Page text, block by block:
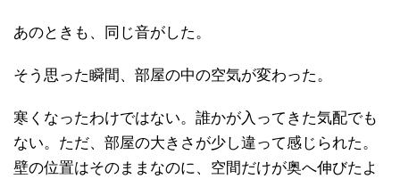
あのときも、同じ音がした。
そう思った瞬間、部屋の中の空気が変わった。
寒くなったわけではない。誰かが入ってきた気配でも
ない。ただ、部屋の大きさが少し違って感じられた。
壁の位置はそのままなのに、空間だけが奥へ伸びたよ